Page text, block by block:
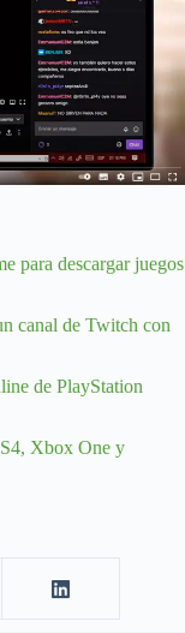
para descargar juegos
canal de Twitch con
de PlayStation
Xbox One y